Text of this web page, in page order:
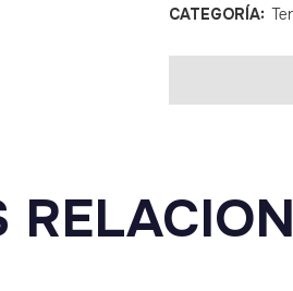
campana
40
CATEGORÍA: